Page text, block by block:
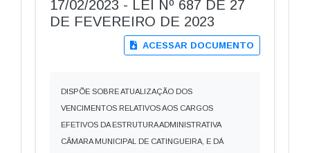
17/02/2023 - LEI Nº 687 DE 27
DE FEVEREIRO DE 2023
ACESSAR DOCUMENTO
DISPÕE SOBRE ATUALIZAÇÃO DOS
VENCIMENTOS RELATIVOS AOS CARGOS
EFETIVOS DA ESTRUTURA ADMINISTRATIVA
CÂMARA MUNICIPAL DE CATINGUEIRA, E DÁ